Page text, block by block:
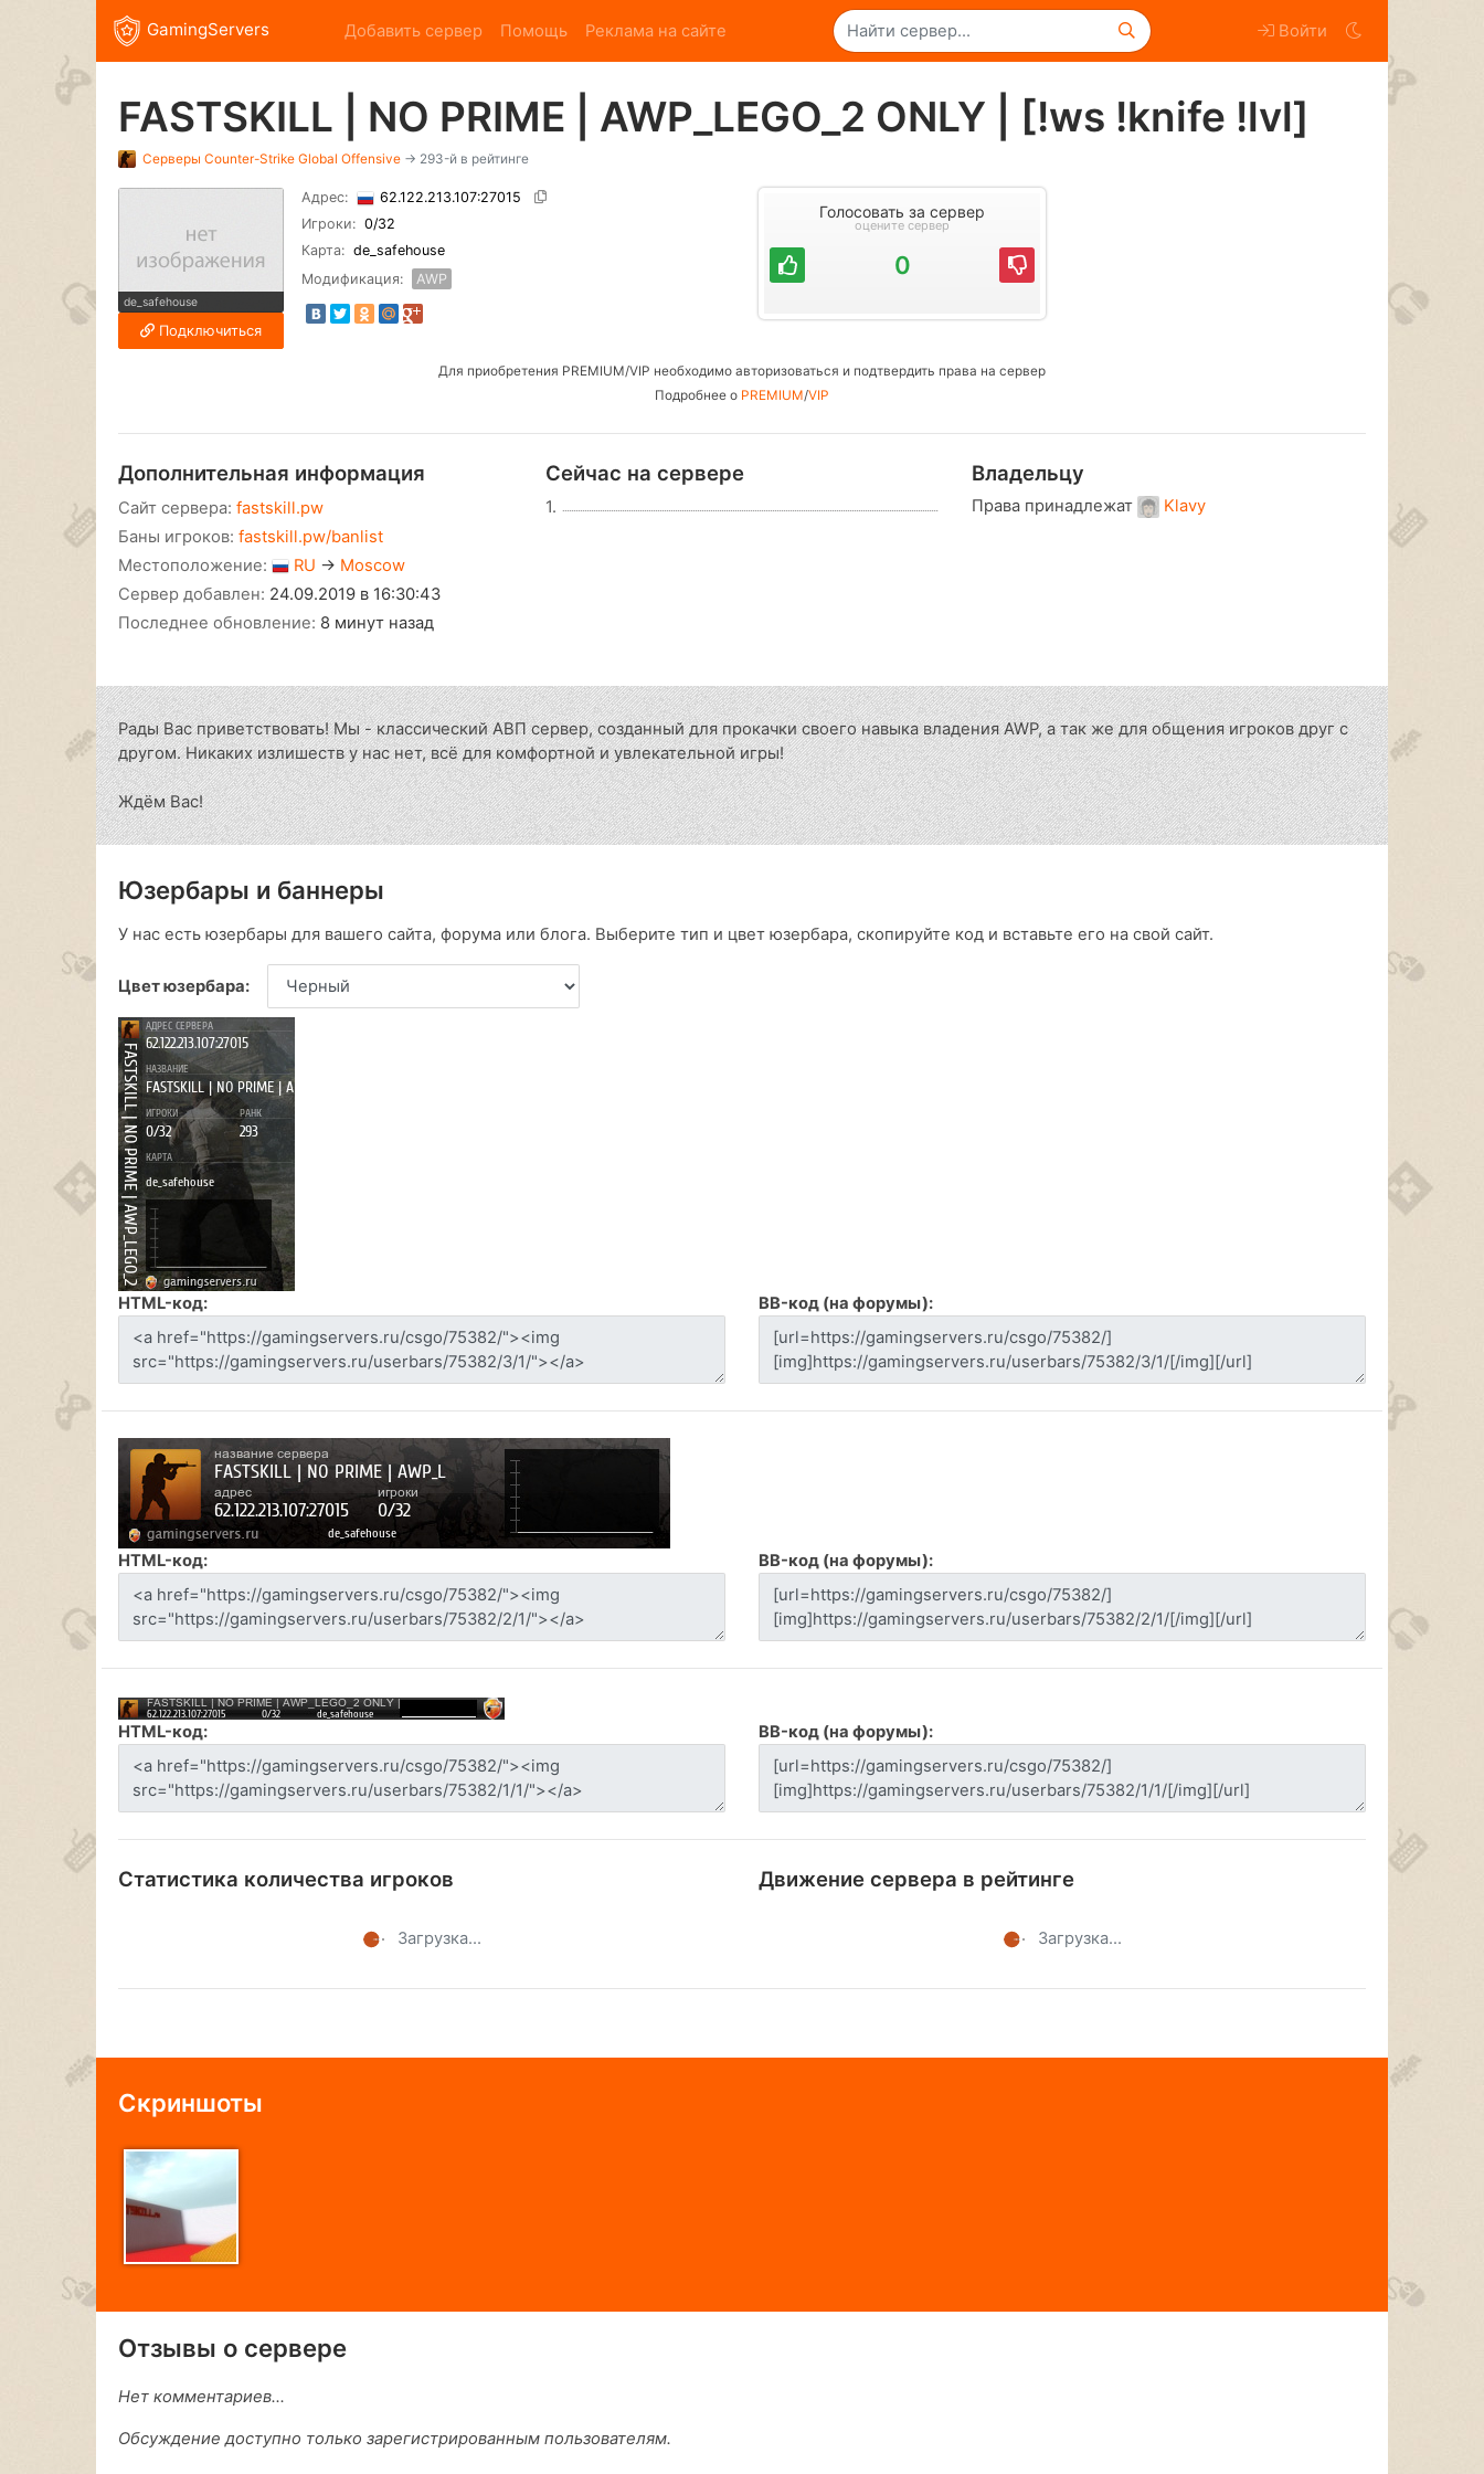
GamingServers Добавить сервер Помощь Реклама на сайте Войти
FASTSKILL | NO PRIME | AWP_LEGO_2 ONLY | [!ws !knife !lvl]
Серверы Counter-Strike Global Offensive → 293-й в рейтинге
de_safehouse
Подключиться
Адрес:
62.122.213.107:27015
Игроки: 0/32
Карта: de_safehouse
Модификация:
AWP
Голосовать за сервер
оцените сервер
0
Для приобретения PREMIUM/VIP необходимо авторизоваться и подтвердить права на сервер
Подробнее о PREMIUM/VIP
Дополнительная информация
Сайт сервера: fastskill.pw
Баны игроков: fastskill.pw/banlist
Местоположение:
RU → Moscow
Сервер добавлен: 24.09.2019 в 16:30:43
Последнее обновление: 8 минут назад
Сейчас на сервере
1.
Владельцу
Права принадлежат Klavy
Рады Вас приветствовать! Мы - классический АВП сервер, созданный для прокачки своего навыка владения AWP, а так же для общения игроков друг с
другом. Никаких излишеств у нас нет, всё для комфортной и увлекательной игры!
Ждём Вас!
Юзербары и баннеры
У нас есть юзербары для вашего сайта, форума или блога. Выберите тип и цвет юзербара, скопируйте код и вставьте его на свой сайт.
Цвет юзербара:
HTML-код: BB-код (на форумы):
HTML-код: BB-код (на форумы):
HTML-код: BB-код (на форумы):
Статистика количества игроков
Загрузка...
Движение сервера в рейтинге
Загрузка...
Скриншоты
Отзывы о сервере
Нет комментариев...
Обсуждение доступно только зарегистрированным пользователям.